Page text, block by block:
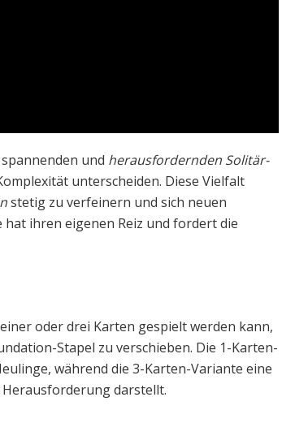
und herausfordernden Solitär-
unterscheiden. Diese Vielfalt
stetig zu verfeinern und sich neuen
ihren eigenen Reiz und fordert die
oder drei Karten gespielt werden kann,
Stapel zu verschieben. Die 1-Karten-
während die 3-Karten-Variante eine
darstellt.